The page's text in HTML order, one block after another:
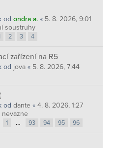
od ondra a. « 5. 8. 2026, 9:01
soustruhy
2 3 4
zařízení na R5
od jova « 5. 8. 2026, 7:44
od dante « 4. 8. 2026, 1:27
nevazne
1 … 93 94 95 96